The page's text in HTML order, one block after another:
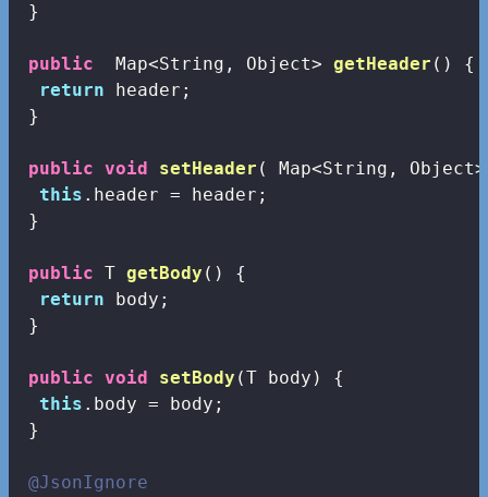
}
public
  Map<String, Object>
getHeader ()
{
return header;
}
public void setHeader ( Map<String,
this .header = header;
}
public T getBody ()
{
return body;
}
public void setBody (T body)
{
this .body = body;
}
@JsonIgnore